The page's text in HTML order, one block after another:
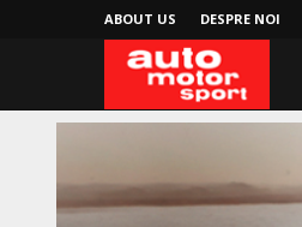
ABOUT US DESPRE NOI